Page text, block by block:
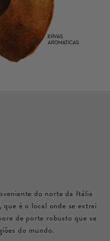
do norte da Itália
que é o local onde se extrai
de porte robusto que se
do mundo.